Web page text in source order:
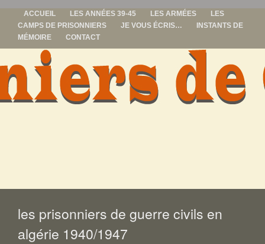
ACCUEIL LES ANNÉES 39-45 LES ARMÉES
LES
CAMPS DE PRISONNIERS
JE VOUS ÉCRIS…
INSTANTS DE
MÉMOIRE
CONTACT
prisonniers de
les prisonniers de guerre civils en
algérie 1940/1947